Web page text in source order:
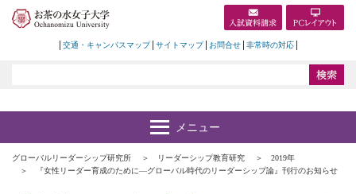
交通・キャンパスマップ サイトマップ お問合せ 非常時の対応
グローバルリーダーシップ研究所 リーダーシップ教育研究
2019年
『女性リーダー育成のために―グローバル時代のリーダーシップ論』刊行のお知らせ